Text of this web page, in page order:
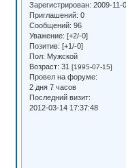
Зарегистрирован: 2009-11-
Приглашений: 0
Сообщений: 96
Уважение: [+2/-0]
Позитив: [+1/-0]
Пол: Мужской
Возраст: 31[1995-07-15]
Провел на форуме:
2 дня 7 часов
Последний визит:
2012-03-14 17:37:48